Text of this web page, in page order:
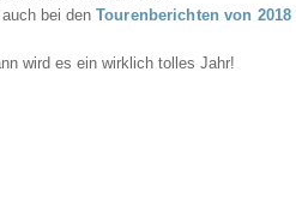
bei den Tourenberichten von 2018
wird es ein wirklich tolles Jahr!